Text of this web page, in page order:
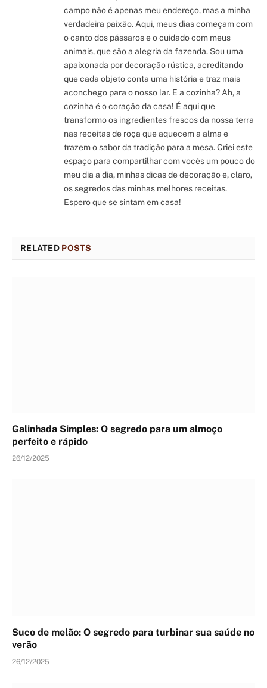
campo não é apenas meu endereço, mas a minha
verdadeira paixão. Aqui, meus dias começam com
o canto dos pássaros e o cuidado com meus
animais, que são a alegria da fazenda. Sou uma
apaixonada por decoração rústica, acreditando
que cada objeto conta uma história e traz mais
aconchego para o nosso lar. E a cozinha? Ah, a
cozinha é o coração da casa! É aqui que
transformo os ingredientes frescos da nossa terra
nas receitas de roça que aquecem a alma e
trazem o sabor da tradição para a mesa. Criei este
espaço para compartilhar com vocês um pouco do
meu dia a dia, minhas dicas de decoração e, claro,
os segredos das minhas melhores receitas.
Espero que se sintam em casa!
RELATED POSTS
Galinhada Simples: O segredo para um almoço
perfeito e rápido
26/12/2025
Suco de melão: O segredo para turbinar sua saúde no
verão
26/12/2025